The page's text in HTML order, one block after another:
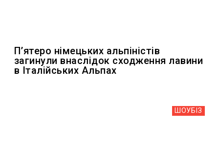
П’ятеро німецьких альпіністів
загинули внаслідок сходження лавини
в Італійських Альпах
ШОУБIЗ